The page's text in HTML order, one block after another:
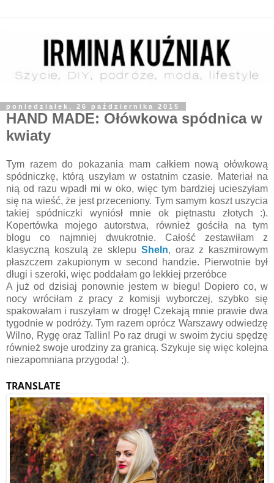
poniedziałek, 26 października 2015
HAND MADE: Ołówkowa spódnica w
kwiaty
Tym razem do pokazania mam całkiem nową ołówkową
spódniczkę, którą uszyłam w ostatnim czasie. Materiał na
nią od razu wpadł mi w oko, więc tym bardziej ucieszyłam
się na wieść, że jest przeceniony. Tym samym koszt uszycia
takiej spódniczki wyniósł mnie ok piętnastu złotych :).
Kopertówka mojego autorstwa, również gościła na tym
blogu co najmniej dwukrotnie. Całość zestawiłam z
klasyczną koszulą ze sklepu SheIn, oraz z kaszmirowym
płaszczem zakupionym w second handzie. Pierwotnie był
długi i szeroki, więc poddałam go lekkiej przeróbce
A już od dzisiaj ponownie jestem w biegu! Dopiero co, w
nocy wróciłam z pracy z komisji wyborczej, szybko się
spakowałam i ruszyłam w drogę! Czekają mnie prawie dwa
tygodnie w podróży. Tym razem oprócz Warszawy odwiedzę
Wilno, Rygę oraz Tallin! Po raz drugi w swoim życiu spędzę
również swoje urodziny za granicą. Szykuje się więc kolejna
niezapomniana przygoda! ;).
TRANSLATE